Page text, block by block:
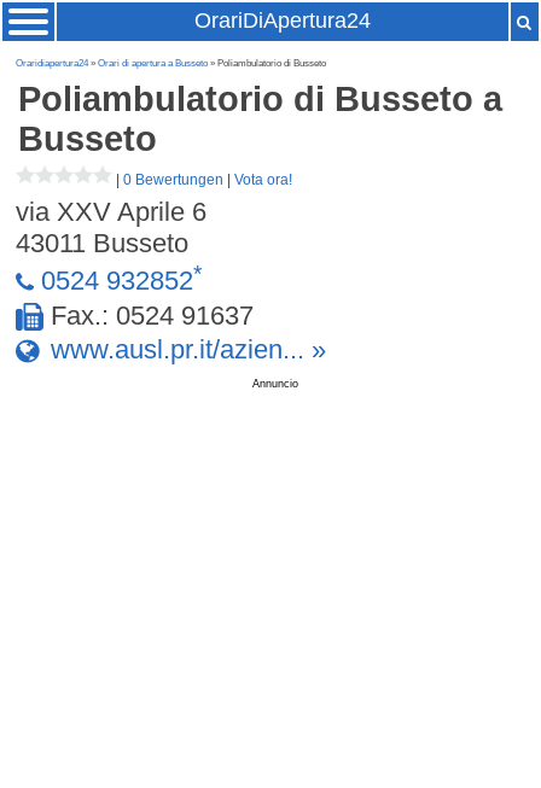
OrariDiApertura24
Oraridiapertura24»Orari di apertura a Busseto » Poliambulatorio di Busseto
Poliambulatorio di Busseto a
Busseto
|0 Bewertungen |Vota ora!
via XXV Aprile 6
43011 Busseto
0524 932852*
Fax.: 0524 91637
www.ausl.pr.it/azien... »
Annuncio